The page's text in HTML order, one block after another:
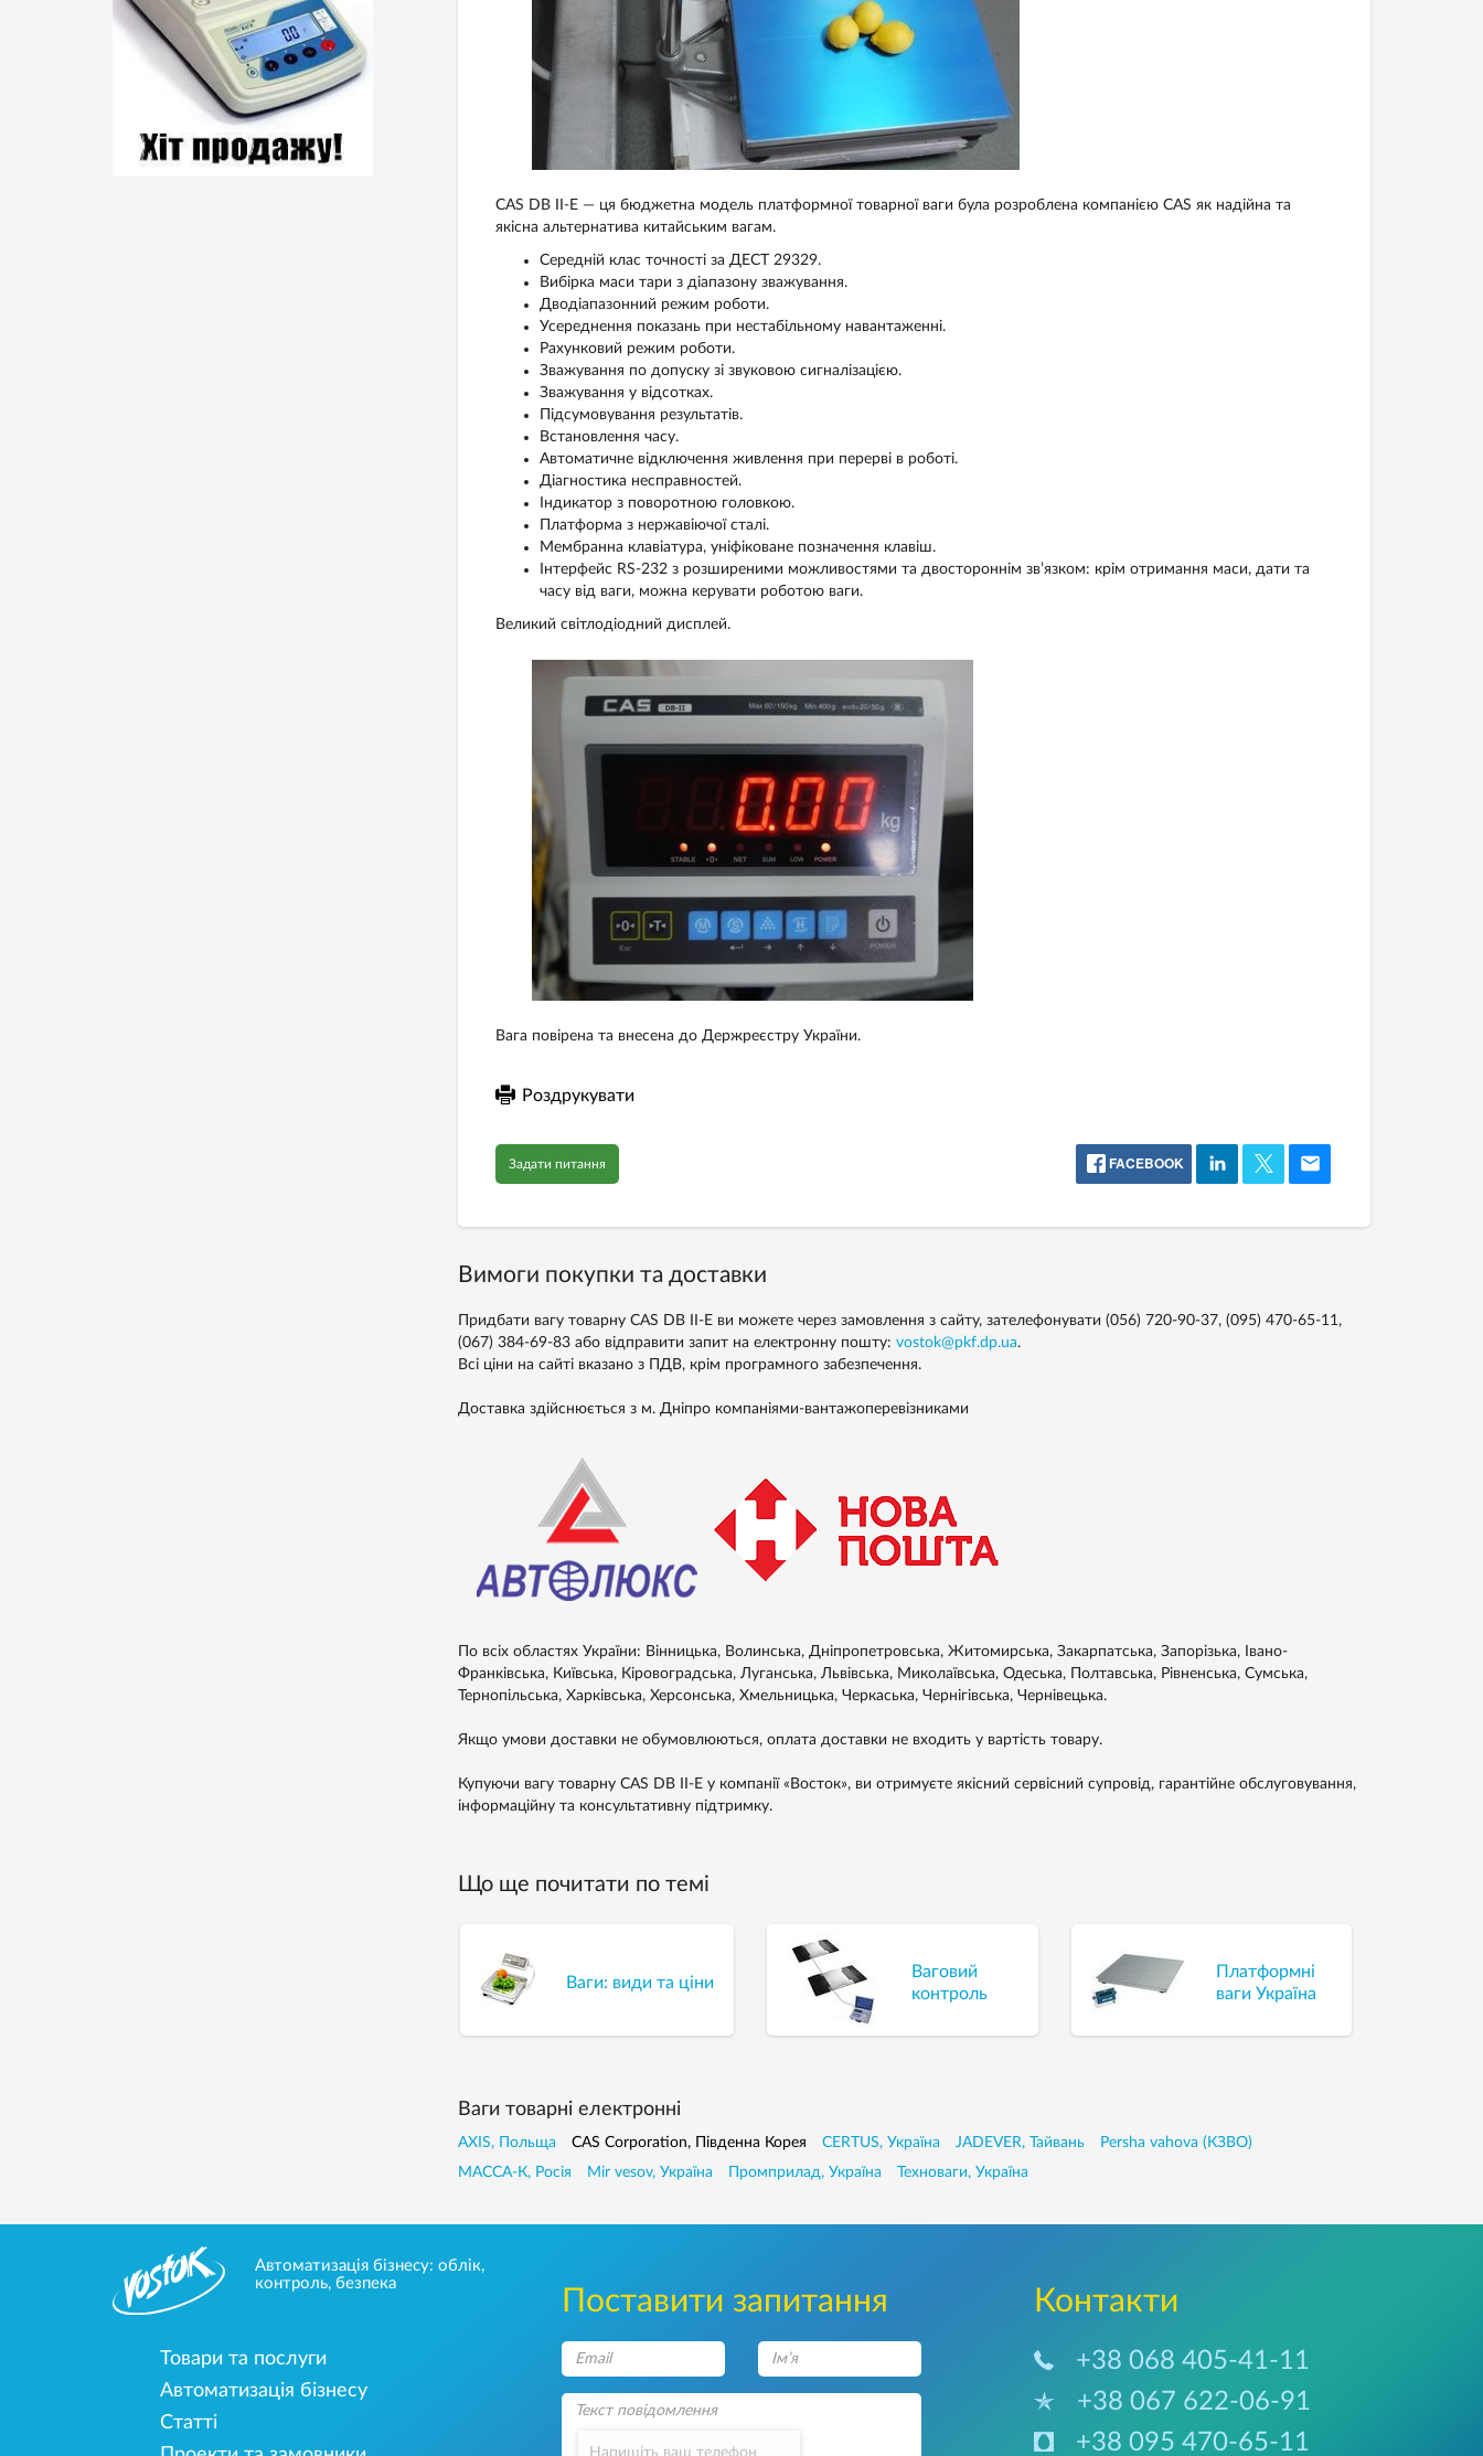
CAS DB II-E — ця бюджетна модель платформної товарної ваги була розроблена компанією CAS як надійна та
якісна альтернатива китайським вагам.
Середній клас точності за ДЕСТ 29329.
Вибірка маси тари з діапазону зважування.
Дводіапазонний режим роботи.
Усереднення показань при нестабільному навантаженні.
Рахунковий режим роботи.
Зважування по допуску зі звуковою сигналізацією.
Зважування у відсотках.
Підсумовування результатів.
Встановлення часу.
Автоматичне відключення живлення при перерві в роботі.
Діагностика несправностей.
Індикатор з поворотною головкою.
Платформа з нержавіючої сталі.
Мембранна клавіатура, уніфіковане позначення клавіш.
Інтерфейс RS-232 з розширеними можливостями та двостороннім зв’язком: крім отримання маси, дати та
часу від ваги, можна керувати роботою ваги.
Великий світлодіодний дисплей.
Вага повірена та внесена до Держреєстру України.
Роздрукувати
Задати питання FACEBOOK
Вимоги покупки та доставки
Придбати вагу товарну CAS DB II-E ви можете через замовлення з сайту, зателефонувати (056) 720-90-37, (095) 470-65-11,
(067) 384-69-83 або відправити запит на електронну пошту: vostok@pkf.dp.ua.
Всі ціни на сайті вказано з ПДВ, крім програмного забезпечення.
Доставка здійснюється з м. Дніпро компаніями-вантажоперевізниками
По всіх областях України: Вінницька, Волинська, Дніпропетровська, Житомирська, Закарпатська, Запорізька, Івано-
Франківська, Київська, Кіровоградська, Луганська, Львівська, Миколаївська, Одеська, Полтавська, Рівненська, Сумська,
Тернопільська, Харківська, Херсонська, Хмельницька, Черкаська, Чернігівська, Чернівецька.
Якщо умови доставки не обумовлюються, оплата доставки не входить у вартість товару.
Купуючи вагу товарну CAS DB II-E у компанії «Восток», ви отримуєте якісний сервісний супровід, гарантійне обслуговування,
інформаційну та консультативну підтримку.
Що ще почитати по темі
Ваги: види та ціни
Ваговий
контроль
Платформні
ваги Україна
Ваги товарнi електроннi
AXIS, Польща CAS Corporation, Південна Корея CERTUS, Україна JADEVER, Тайвань
Persha vahova (КЗВО)
МАССА-К, Росія
Mir vesov, Україна Промприлад, Україна Техноваги, Україна
Автоматизація бізнесу: облік,
контроль, безпека
Товари та послуги
Автоматизація бізнесу
Статті
Поставити запитання
Напишіть ваш телефон
Контакти
+38 068 405-41-11
+38 067 622-06-91
+38 095 470-65-11